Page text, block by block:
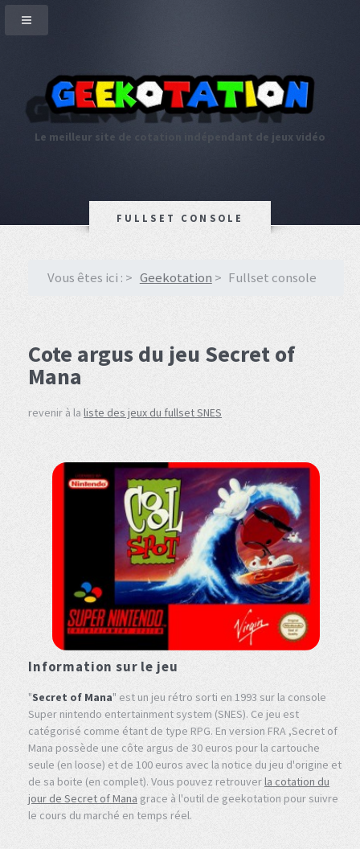
Le meilleur site de cotation indépendant de jeux vidéo
FULLSET CONSOLE
Vous êtes ici : Geekotation Fullset console
Cote argus du jeu Secret of
Mana
revenir à la liste des jeux du fullset SNES
Information sur le jeu
"Secret of Mana" est un jeu rétro sorti en 1993 sur la console
Super nintendo entertainment system (SNES). Ce jeu est
catégorisé comme étant de type RPG. En version FRA ,Secret of
Mana possède une côte argus de 30 euros pour la cartouche
seule (en loose) et de 100 euros avec la notice du jeu d'origine et
de sa boite (en complet). Vous pouvez retrouverla cotation du
jour de Secret of Mana grace à l'outil de geekotation pour suivre
le cours du marché en temps réel.